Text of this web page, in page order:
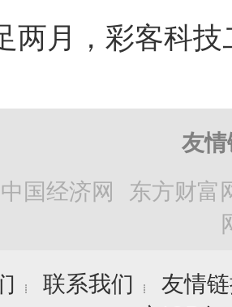
友
中国经济网 东方财富
┊ 联系我们 ┊
友情